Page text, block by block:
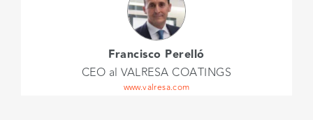
Francisco Perelló
CEO al VALRESA COATINGS
www.valresa.com